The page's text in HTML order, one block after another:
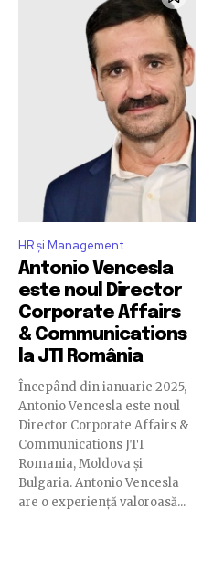
HR și Management
Antonio Vencesla
este noul Director
Corporate Affairs
& Communications
la JTI România
Începând din ianuarie 2025,
Antonio Vencesla este noul
Director Corporate Affairs &
Communications JTI
Romania, Moldova și
Bulgaria. Antonio Vencesla
are o experiență valoroasă...